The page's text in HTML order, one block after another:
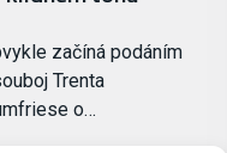
začíná podáním
Trenta
o…